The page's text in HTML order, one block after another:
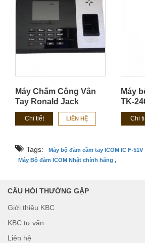
Máy Chấm Công Vân
Tay Ronald Jack
RJ3800
Chi tiết LIÊN HỆ
Máy
TK-
Chi
Tags:
Máy bộ đàm cầm tay ICOM IC F-51V
Máy Bộ đàm ICOM Nhật chính hãng ,
CÂU HỎI THƯỜNG GẶP
Giới thiệu KBC
KBC tư vấn
Liên hệ